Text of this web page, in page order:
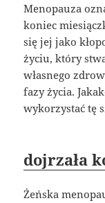
Menopauza
koniec
się jej jako
życiu, który
własnego
fazy życia.
wykorzystać tę
dojrzała
Żeńska